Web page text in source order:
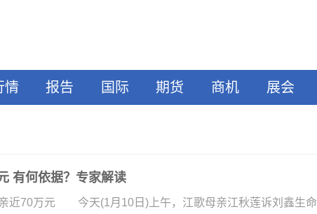
情 报告 国际 期货 商机 展会
有何依据？专家解读
70万元 今天(1月10日)上午，江歌母亲江秋莲诉刘鑫生命